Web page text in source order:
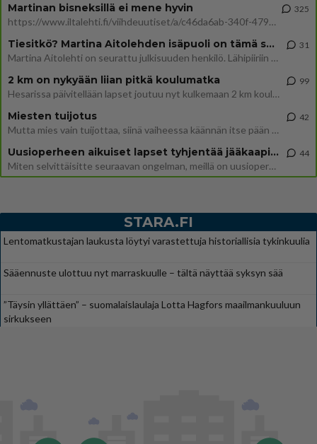
Martinan bisneksillä ei mene hyvin
https://www.iltalehti.fi/viihdeuutiset/a/c46da6ab-340f-4790-aaa7-0865eed2336 Yrityksen konkurssihakemus on tullut kärä
325
Tiesitkö? Martina Aitolehden isäpuoli on tämä suosittu laulaja
Martina Aitolehti on seurattu julkisuuden henkilö. Lähipiiriin mahtuu muitakin tunnettuja henkilöitä. Tiesitkö, että Ma
31
2 km on nykyään liian pitkä koulumatka
Hesarissa päivitellään lapset joutuu nyt kulkemaan 2 km kouluun jösses. Ruostefillarilla tuo matka menee vaikka miten äk
99
Miesten tuijotus
Mutta mies vain tuijottaa, siinä vaiheessa käännän itse pään pois. Mikä juttu? Yleensä jos joku tuijottaa tai katsoo, hä
42
Uusioperheen aikuiset lapset tyhjentää jääkaapin käydessään
Miten selvittäisitte seuraavan ongelman, meillä on uusioperhe, minulla teini-ikäiset lapset ja puolisolla aikuiset, jotk
44
STARA.FI
Lentomatkustajan laukusta löytyi varastettuja historiallisia tykinkuulia
Sääennuste ulottuu nyt marraskuulle – tältä näyttää syksyn sää
”Täysin yllättäen” – suomalaislaulaja Lotta Hagfors maailmankuuluun
sirkukseen